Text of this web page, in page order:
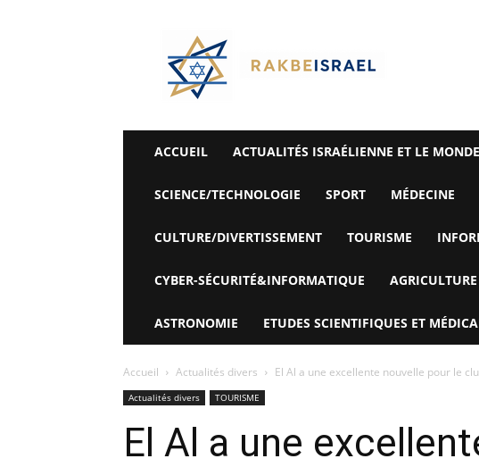
Rak
Be
Israel-
Alyaexpress-
News
ACCUEIL ACTUALITÉS ISRAÉLIENNE ET LE
SCIENCE/TECHNOLOGIE SPORT MÉDECINE
CULTURE/DIVERTISSEMENT TOURISME
CYBER-SÉCURITÉ&INFORMATIQUE AGRICULTURE
ASTRONOMIE ETUDES SCIENTIFIQUES ET
Accueil Actualités divers El Al a une excellente nouvelle pour le
Actualités divers TOURISME
El Al a une